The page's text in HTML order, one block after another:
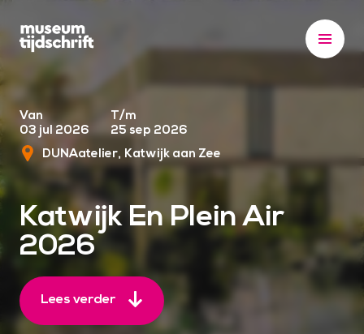
k
p
t
o
n
Van
03 jul 2026
T/m
25 sep 2026
DUNAatelier Katwijk aan Zee
Katwijk En Plein Air
2026
Lees verder